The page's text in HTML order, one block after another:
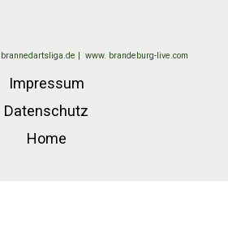
| www. brandeburg-live.com
Impressum
Datenschutz
Home